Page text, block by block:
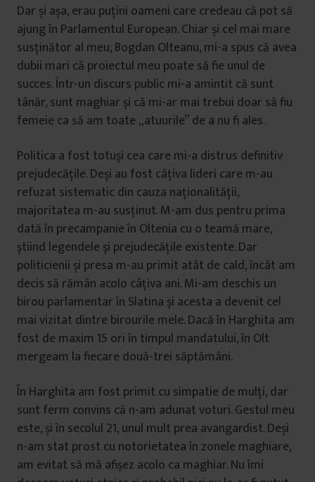
Dar și așa, erau puțini oameni care credeau că pot să
ajung în Parlamentul European. Chiar și cel mai mare
susținător al meu, Bogdan Olteanu, mi-a spus că avea
dubii mari că proiectul meu poate să fie unul de
succes. Într-un discurs public mi-a amintit că sunt
tânăr, sunt maghiar și că mi-ar mai trebui doar să fiu
femeie ca să am toate „atuurile” de a nu fi ales.
Politica a fost totuși cea care mi-a distrus definitiv
prejudecățile. Deși au fost câțiva lideri care m-au
refuzat sistematic din cauza naționalității,
majoritatea m-au susținut. M-am dus pentru prima
dată în precampanie în Oltenia cu o teamă mare,
știind legendele și prejudecățile existente. Dar
politicienii și presa m-au primit atât de cald, încât am
decis să rămân acolo câțiva ani. Mi-am deschis un
birou parlamentar în Slatina și acesta a devenit cel
mai vizitat dintre birourile mele. Dacă în Harghita am
fost de maxim 15 ori în timpul mandatului, în Olt
mergeam la fiecare două-trei săptămâni.
În Harghita am fost primit cu simpatie de mulți, dar
sunt ferm convins că n-am adunat voturi. Gestul meu
este, și în secolul 21, unul mult prea avangardist. Deși
n-am stat prost cu notorietatea în zonele maghiare,
am evitat să mă afișez acolo ca maghiar. Nu îmi